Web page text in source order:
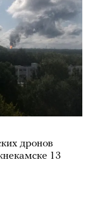
дронов
13